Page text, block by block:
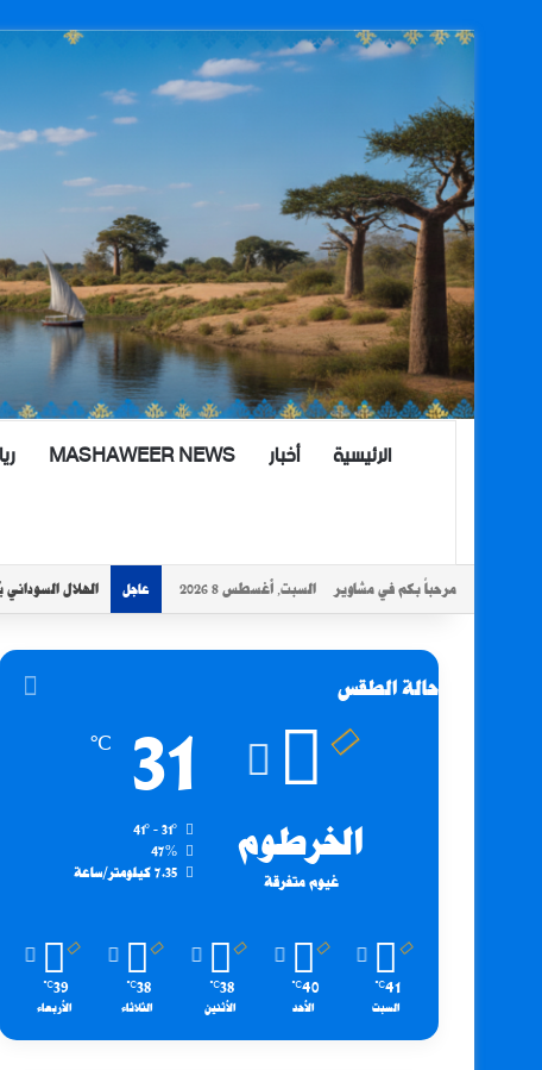
الرئيسية أخبار MASHAWEER NEWS
مرحباً بكم في مشاوير السبت, أغسطس 8 2026 عاجل الهلال
حالة الطقس
الخرطوم
غيوم متفرقة
31
℃
47%
7.35 كيلومتر/ساعة
41
℃
السبت
40
℃
الأحد
38
℃
الأثنين
38
℃
الثلاثاء
39
℃
الأربعاء